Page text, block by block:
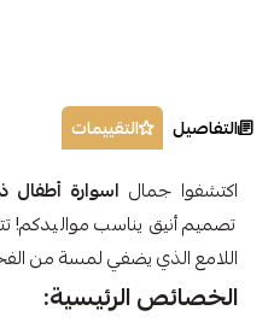
التفاصيل التقييمات
اكتشفوا جمال اسوارة أطفال
تصميم أنيق يناسب مواليدكم!
اللامع الذي يضفي لمسة من
الخصائص الرئيسية: